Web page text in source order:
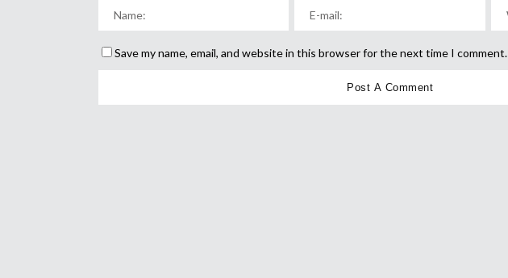
Save my name, email, and website in this browser for the next time I comment.